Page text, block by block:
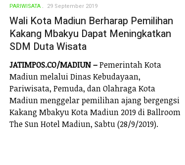
PARIWISATA 29 September 2019
Wali Kota Madiun Berharap Pemilihan
Kakang Mbakyu Dapat Meningkatkan
SDM Duta Wisata
JATIMPOS.CO/MADIUN –Pemerintah Kota
Madiun melalui Dinas Kebudayaan,
Pariwisata, Pemuda, dan Olahraga Kota
Madiun menggelar pemilihan ajang bergengsi
Kakang Mbakyu Kota Madiun 2019 di Ballroom
The Sun Hotel Madiun, Sabtu (28/9/2019).